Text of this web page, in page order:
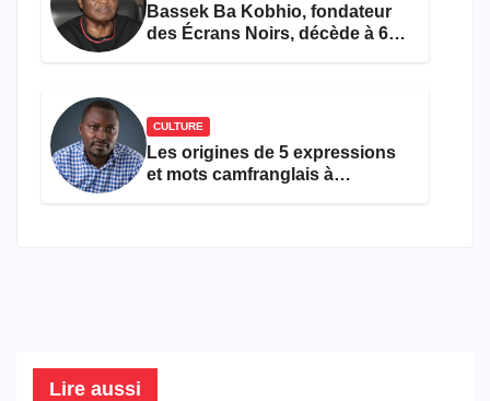
Bassek Ba Kobhio, fondateur
des Écrans Noirs, décède à 69
CULTURE
Les origines de 5 expressions
et mots camfranglais à
Lire aussi